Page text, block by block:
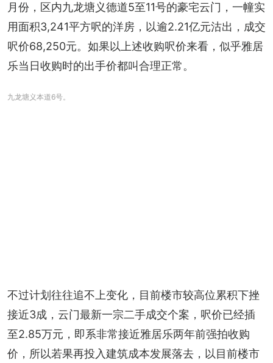
月份，区内九龙塘义德道5至11号的豪宅云门，一幢实
用面积3,241平方呎的洋房，以逾2.21亿元沽出，成交
呎价68,250元。如果以上述收购呎价来看，似乎雅居
乐当日收购时的出手价都叫合理正常。
九龙塘义本道6号。
不过计划往往追不上变化，目前楼市较高位累积下挫
接近3成，云门最新一宗二手成交个案，呎价已经插
至2.85万元，即系非常接近雅居乐两年前强拍收购
价，所以若果再投入建筑成本发展落去，以目前楼市